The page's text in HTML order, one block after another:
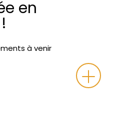
en
à venir